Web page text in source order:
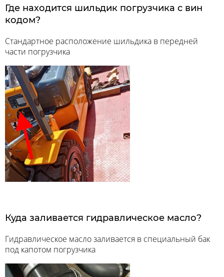
Где находится шильдик погрузчика с вин
кодом?
Стандартное расположение шильдика в передней
части погрузчика
Куда заливается гидравлическое масло?
Гидравлическое масло заливается в специальный бак
под капотом погрузчика